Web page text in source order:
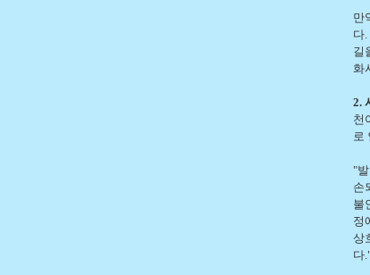
만
다
길
화
2.
천
로
"
손
불
정
상
다